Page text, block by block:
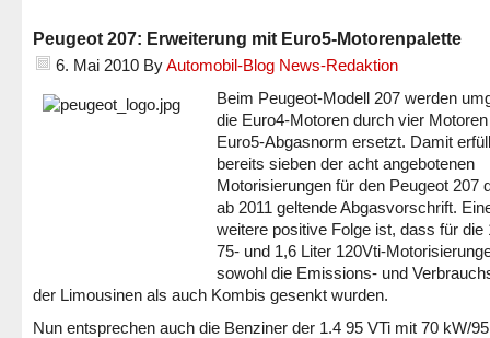
Peugeot 207: Erweiterung mit Euro5-Motorenpalette
6. Mai 2010 ByAutomobil-Blog News-Redaktion
Beim Peugeot-Modell 207 werden
die Euro4-Motoren durch vier
Euro5-Abgasnorm ersetzt. Damit
bereits sieben der acht angebotenen
Motorisierungen für den Peugeot 207
ab 2011 geltende Abgasvorschrift.
weitere positive Folge ist, dass für die
75- und 1,6 Liter 120Vti-
sowohl die Emissions- und
der Limousinen als auch Kombis gesenkt wurden.
Nun entsprechen auch die Benziner der 1.4 95 VTi mit 70 kW/